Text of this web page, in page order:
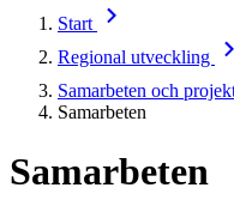
Start
Regional utveckling
Samarbeten och
Samarbeten
Samarbeten